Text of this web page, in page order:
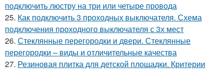
подключить люстру на три или четыре провода
25. Как подключить 3 проходных выключателя. Схема
подключения проходного выключателя с 3х мест
26. Стеклянные перегородки и двери. Стеклянные
перегородки – виды и отличительные качества
27. Резиновая плитка для детской площадки. Критерии